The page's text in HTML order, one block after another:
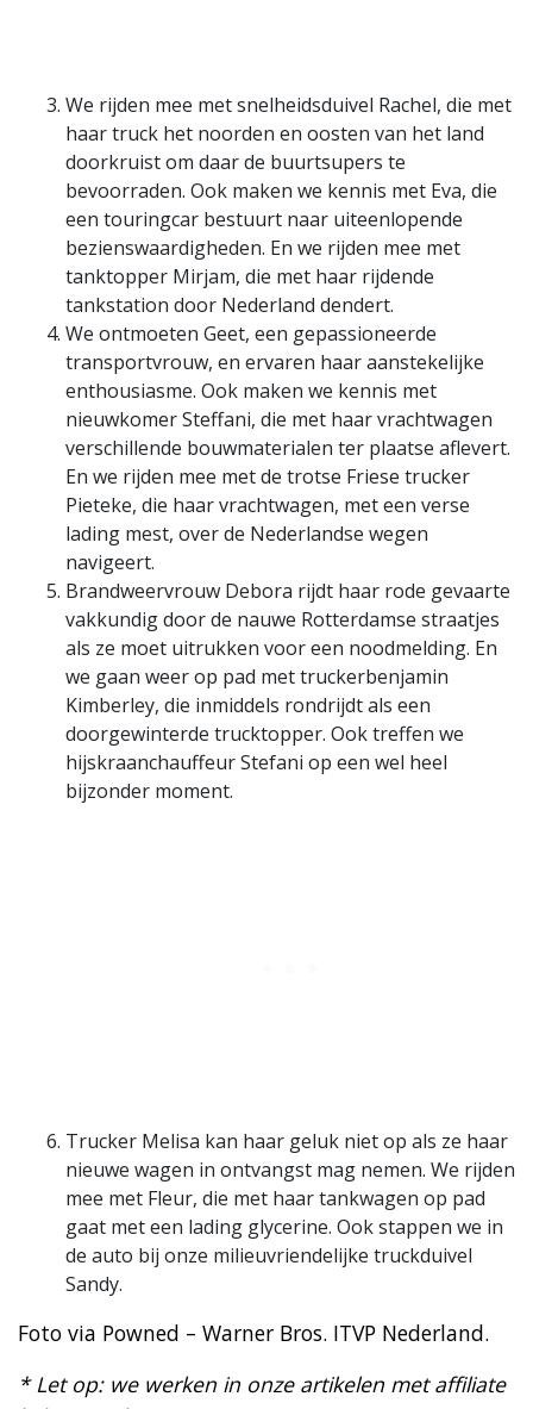
We rijden mee met snelheidsduivel Rachel, die met
haar truck het noorden en oosten van het land
doorkruist om daar de buurtsupers te
bevoorraden. Ook maken we kennis met Eva, die
een touringcar bestuurt naar uiteenlopende
bezienswaardigheden. En we rijden mee met
tanktopper Mirjam, die met haar rijdende
tankstation door Nederland dendert.
We ontmoeten Geet, een gepassioneerde
transportvrouw, en ervaren haar aanstekelijke
enthousiasme. Ook maken we kennis met
nieuwkomer Steffani, die met haar vrachtwagen
verschillende bouwmaterialen ter plaatse aflevert.
En we rijden mee met de trotse Friese trucker
Pieteke, die haar vrachtwagen, met een verse
lading mest, over de Nederlandse wegen
navigeert.
Brandweervrouw Debora rijdt haar rode gevaarte
vakkundig door de nauwe Rotterdamse straatjes
als ze moet uitrukken voor een noodmelding. En
we gaan weer op pad met truckerbenjamin
Kimberley, die inmiddels rondrijdt als een
doorgewinterde trucktopper. Ook treffen we
hijskraanchauffeur Stefani op een wel heel
bijzonder moment.
Trucker Melisa kan haar geluk niet op als ze haar
nieuwe wagen in ontvangst mag nemen. We rijden
mee met Fleur, die met haar tankwagen op pad
gaat met een lading glycerine. Ook stappen we in
de auto bij onze milieuvriendelijke truckduivel
Sandy.
Foto via Powned – Warner Bros. ITVP Nederland.
* Let op: we werken in onze artikelen met affiliate